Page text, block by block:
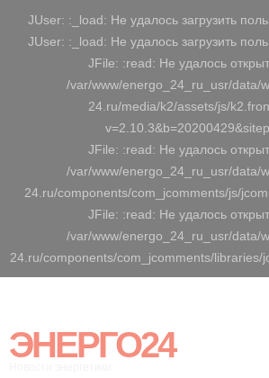
JUser: :_load: Не удалось загрузить
JUser: :_load: Не удалось загрузить
JFile: :read: Не удалось
/var/www/energo_24_ru_usr/data/
24.ru/media/k2/assets/js/
JFile: :read: Не удалось
/var/www/energo_24_ru_usr/data/
24.ru/components/com_jcomments/js/
JFile: :read: Не удалось
/var/www/energo_24_ru_usr/data/
24.ru/components/com_jcomments/libraries/
ЭНЕРГО24